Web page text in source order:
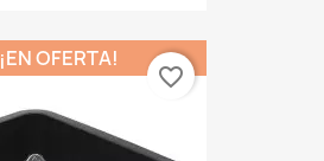
¡EN OFERTA!
favorite_border